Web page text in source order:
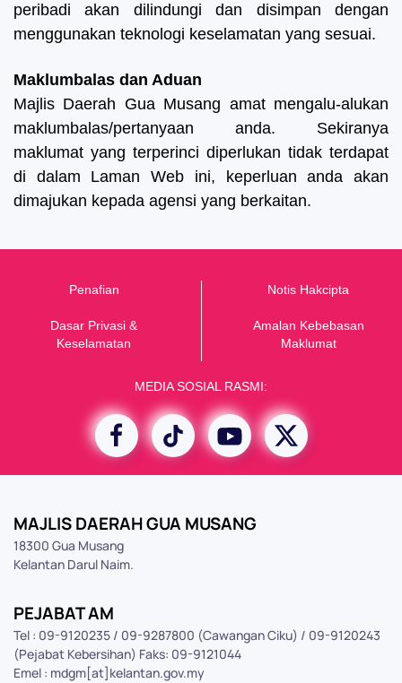
peribadi akan dilindungi dan disimpan dengan
menggunakan teknologi keselamatan yang sesuai.
Maklumbalas dan Aduan
Majlis Daerah Gua Musang amat mengalu-alukan
maklumbalas/pertanyaan anda. Sekiranya
maklumat yang terperinci diperlukan tidak terdapat
di dalam Laman Web ini, keperluan anda akan
dimajukan kepada agensi yang berkaitan.
Penafian
Dasar Privasi &
Keselamatan
Notis Hakcipta
Amalan Kebebasan
Maklumat
MEDIA SOSIAL RASMI:
MAJLIS DAERAH GUA MUSANG
18300 Gua Musang
Kelantan Darul Naim.
PEJABAT AM
Tel : 09-9120235 / 09-9287800 (Cawangan Ciku) / 09-9120243
(Pejabat Kebersihan) Faks: 09-9121044
Emel : mdgm[at]kelantan.gov.my